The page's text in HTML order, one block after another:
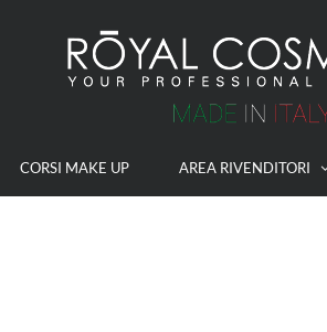
CORSI MAKE UP AREA RIVENDITORI